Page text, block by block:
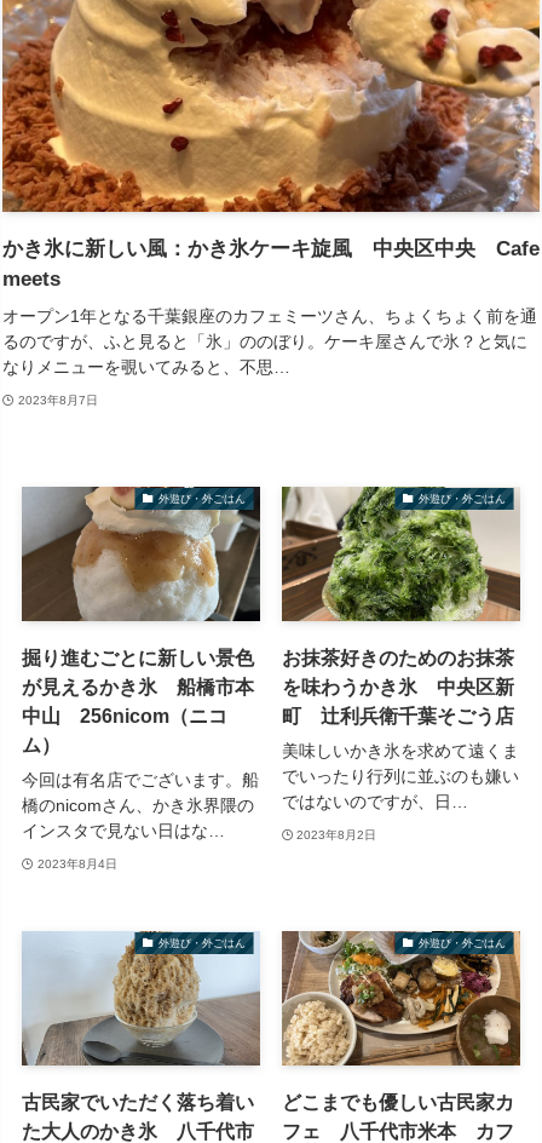
かき氷に新しい風：かき氷ケーキ旋風 中央区中央 Cafe
meets
オープン1年となる千葉銀座のカフェミーツさん、ちょくちょく前を通
るのですが、ふと見ると「氷」ののぼり。ケーキ屋さんで氷？と気に
なりメニューを覗いてみると、不思…
2023年8月7日
外遊び・外ごはん
掘り進むごとに新しい景色
が見えるかき氷 船橋市本
中山 256nicom（ニコ
ム）
今回は有名店でございます。船
橋のnicomさん、かき氷界隈の
インスタで見ない日はな…
2023年8月4日
外遊び・外ごはん
お抹茶好きのためのお抹茶
を味わうかき氷 中央区新
町 辻利兵衛千葉そごう店
美味しいかき氷を求めて遠くま
でいったり行列に並ぶのも嫌い
ではないのですが、日…
2023年8月2日
外遊び・外ごはん
古民家でいただく落ち着い
た大人のかき氷 八千代市
外遊び・外ごはん
どこまでも優しい古民家カ
フェ 八千代市米本 カフ